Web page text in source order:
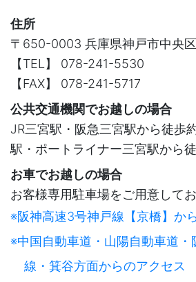
住所
〒650-0003 兵庫県神戸市中央
【TEL】 078-241-5530
【FAX】 078-241-5717
公共交通機関でお越しの場合
JR三宮駅・阪急三宮駅から徒歩
駅・ポートライナー三宮駅から
お車でお越しの場合
お客様専用駐車場をご用意してお
※阪神高速3号神戸線【京橋】か
※中国自動車道・山陽自動車道・
線・箕谷方面からのアクセス